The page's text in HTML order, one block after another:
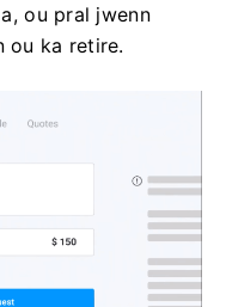
ou pral jwenn
ou ka retire.